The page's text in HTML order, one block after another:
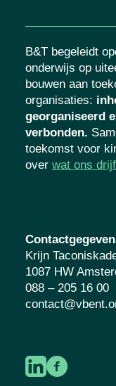
B&T begeleidt
onderwijs op
bouwen aan
organisaties:
georganiseerd
verbonden.
toekomst voor
over wat ons
Krijn
1087 HW
088 – 205 16 00